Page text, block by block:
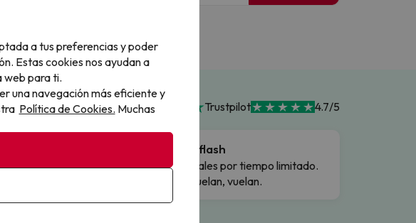
Trustpilot 4.7/5
financia tu viaje.
paga luego.
Ofertas flash
Precios reales por tiempo limitado.
Cuando vuelan, vuelan.
a tus preferencias y poder
Estas cookies nos ayudan a
web para ti.
una navegación más eficiente y
Política de Cookies. Muchas